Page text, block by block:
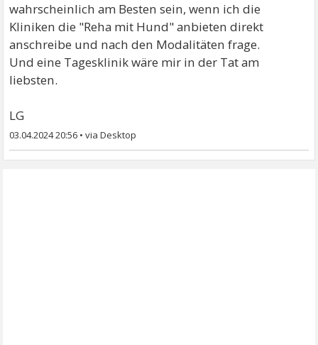
wahrscheinlich am Besten sein, wenn ich die
Kliniken die "Reha mit Hund" anbieten direkt
anschreibe und nach den Modalitäten frage.
Und eine Tagesklinik wäre mir in der Tat am
liebsten.
LG
03.04.2024 20:56 •